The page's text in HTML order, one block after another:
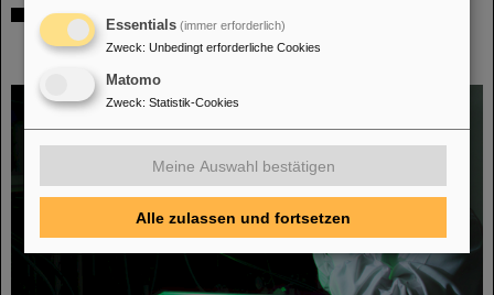
Millionenförderung des BMFTR für
Fusionsforschung – Dr. Yannik Zobus von
GSI/FAIR wirbt Nachwuchsgruppe ein
Essentials (immer erforderlich)
Zweck: Unbedingt erforderliche Cookies
Matomo
Zweck: Statistik-Cookies
Meine Auswahl bestätigen
Alle zulassen und fortsetzen